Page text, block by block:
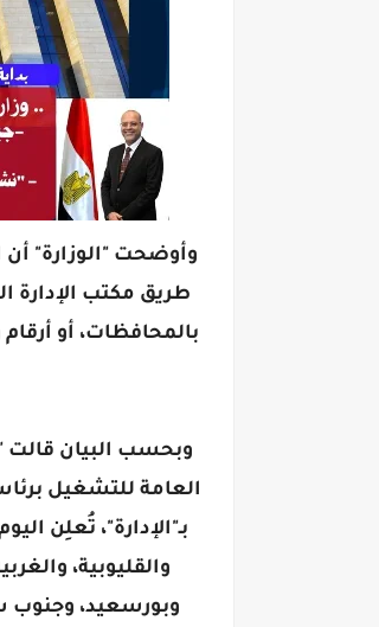
طريق مكتب الإدارة
بالمحافظات، أو
العامة للتشغيل
والقليوبية،
وبورسعيد، وجنوب